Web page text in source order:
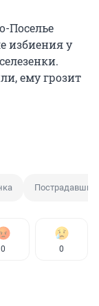
Поселье
избиения у
ему грозит
Пострадавший
0 0